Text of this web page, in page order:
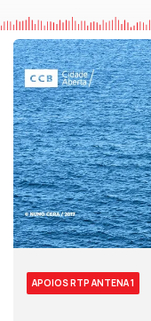
APOIOS RTP ANTENA 1